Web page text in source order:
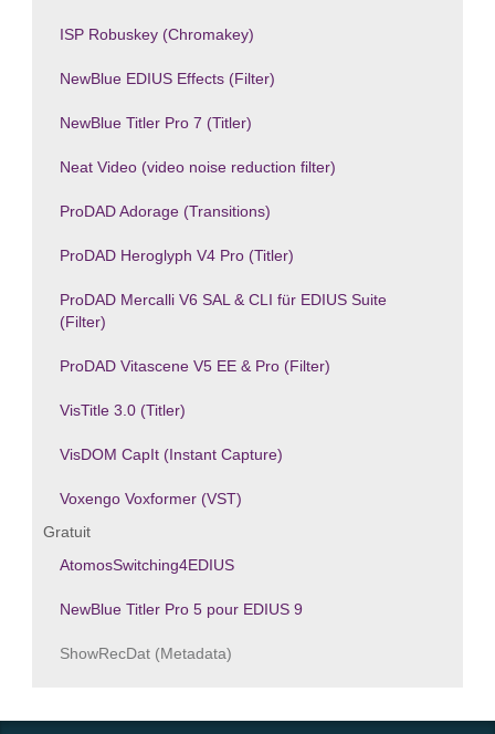
ISP Robuskey (Chromakey)
NewBlue EDIUS Effects (Filter)
NewBlue Titler Pro 7 (Titler)
Neat Video (video noise reduction filter)
ProDAD Adorage (Transitions)
ProDAD Heroglyph V4 Pro (Titler)
ProDAD Mercalli V6 SAL & CLI für EDIUS Suite
(Filter)
ProDAD Vitascene V5 EE & Pro (Filter)
VisTitle 3.0 (Titler)
VisDOM CapIt (Instant Capture)
Voxengo Voxformer (VST)
Gratuit
AtomosSwitching4EDIUS
NewBlue Titler Pro 5 pour EDIUS 9
ShowRecDat (Metadata)